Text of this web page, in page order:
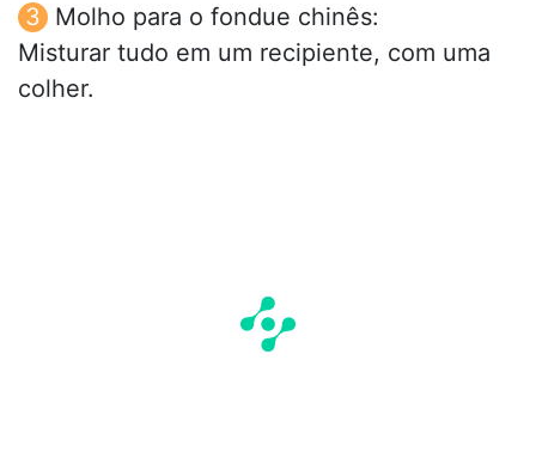
Molho para o fondue chinês:
Misturar tudo em um recipiente, com uma
colher.